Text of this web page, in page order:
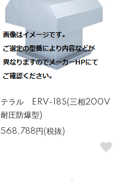
テラル ERV-18S(三相200V
耐圧防爆型)
568,788円(税抜)